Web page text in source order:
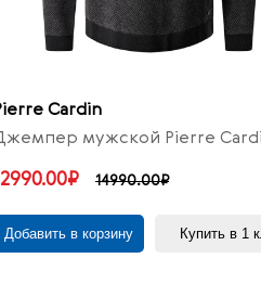
Cardin
мужской Pierre
14990.00₽
Добавить в корзину Купить в 1